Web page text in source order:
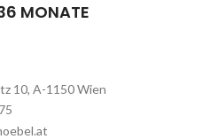
MONATE
10, A-1150 Wien